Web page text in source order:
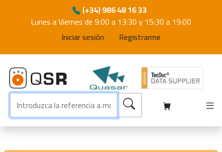
(+34) 986 48 16 33
Lunes a Viernes de 9:00 a 13:30 y 15:30 a 19:00
Iniciar sesión
Registrarme